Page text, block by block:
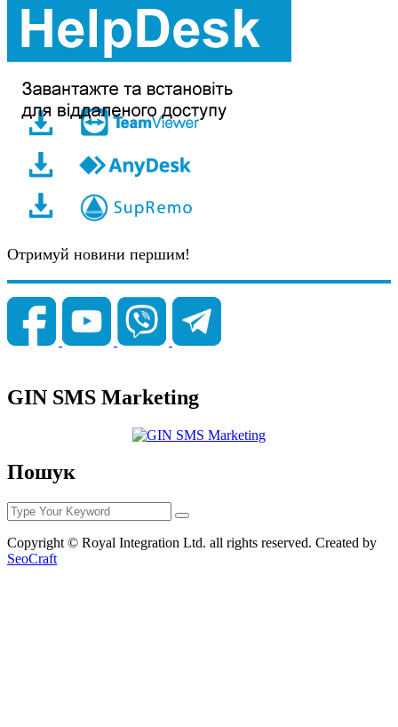
Отримуй новини першим!
GIN SMS Marketing
Пошук
Copyright © Royal Integration Ltd. all rights reserved. Created by
SeoCraft